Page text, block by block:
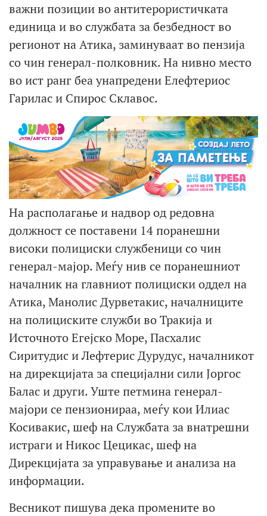
важни позиции во антитерористичката
единица и во службата за безбедност во
регионот на Атика, заминуваат во пензија
со чин генерал-полковник. На нивно место
во ист ранг беа унапредени Елефтериос
Гарилас и Спирос Склавос.
На располагање и надвор од редовна
должност се поставени 14 поранешни
високи полициски службеници со чин
генерал-мајор. Меѓу нив се поранешниот
началник на главниот полициски оддел на
Атика, Манолис Дурветакис, началниците
на полициските служби во Тракија и
Источното Егејско Море, Пасхалис
Сиритудис и Лефтерис Дурудус, началникот
на дирекцијата за специјални сили Јоргос
Балас и други. Уште петмина генерал-
мајори се пензионираа, меѓу кои Илиас
Косивакис, шеф на Службата за внатрешни
истраги и Никос Цецикас, шеф на
Дирекцијата за управување и анализа на
информации.
Весникот пишува дека промените во